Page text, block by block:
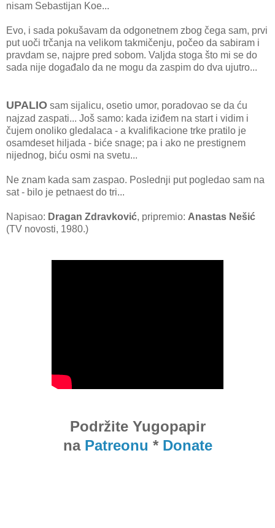
nisam Sebastijan Koe...
Evo, i sada pokušavam da odgonetnem zbog čega sam, prvi
put uoči trčanja na velikom takmičenju, počeo da sabiram i
pravdam se, najpre pred sobom. Valjda stoga što mi se do
sada nije događalo da ne mogu da zaspim do dva ujutro...
UPALIO sam sijalicu, osetio umor, poradovao se da ću
najzad zaspati... Još samo: kada iziđem na start i vidim i
čujem onoliko gledalaca - a kvalifikacione trke pratilo je
osamdeset hiljada - biće snage; pa i ako ne prestignem
nijednog, biću osmi na svetu...
Ne znam kada sam zaspao. Poslednji put pogledao sam na
sat - bilo je petnaest do tri...
Napisao: Dragan Zdravković, pripremio: Anastas Nešić
(TV novosti, 1980.)
Podržite Yugopapir
na Patreonu * Donate